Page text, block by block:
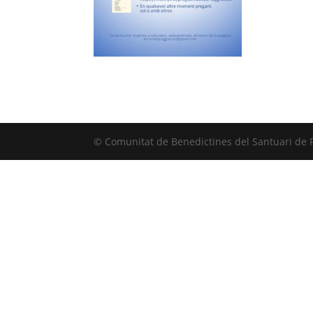
© Comunitat de Benedictines del Santuari de